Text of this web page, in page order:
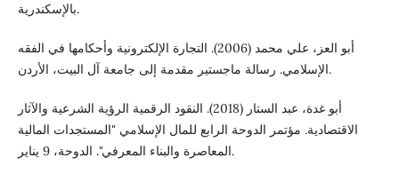
بالإسكندرية.
أبو العز، علي محمد (2006). التجارة الإلكترونية وأحكامها في الفقه
الإسلامي. رسالة ماجستير مقدمة إلى جامعة آل البيت، الأردن.
أبو غدة، عبد الستار (2018). النقود الرقمية الرؤية الشرعية والآثار
الاقتصادية. مؤتمر الدوحة الرابع للمال الإسلامي "المستجدات المالية
المعاصرة والبناء المعرفي". الدوحة، 9 يناير.